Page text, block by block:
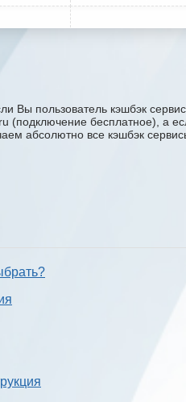
пользователь кэшбэк
(подключение бесплатное), а
абсолютно все кэшбэк